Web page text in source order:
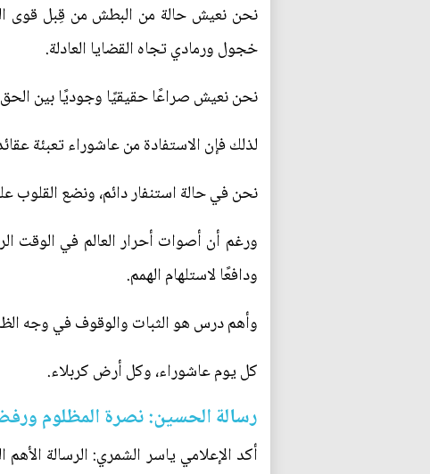
نحن نعيش حالة من البطش من قِبل قوى
خجول ورمادي تجاه القضايا العادلة.
نحن نعيش صراعًا حقيقيًا وجوديًا بين الحق
لذلك فإن الاستفادة من عاشوراء تعبئة
نحن في حالة استنفار دائم، ونضع القلوب
ورغم أن أصوات أحرار العالم في الوقت
ودافعًا لاستلهام الهمم.
وأهم درس هو الثبات والوقوف في وجه
كل يوم عاشوراء، وكل أرض كربلاء.
رسالة الحسين: نصرة المظلوم
أكد الإعلامي ياسر الشمري: الرسالة